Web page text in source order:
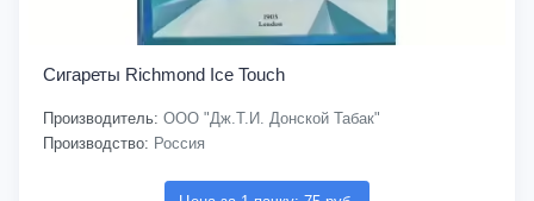
Сигареты Richmond Ice Touch
Производитель: ООО "Дж.Т.И. Донской Табак"
Производство: Россия